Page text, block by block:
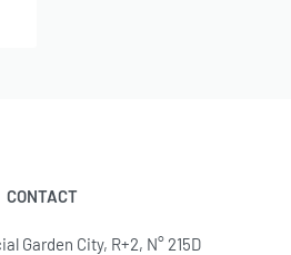
CONTACT
Garden City, R+2, N° 215D